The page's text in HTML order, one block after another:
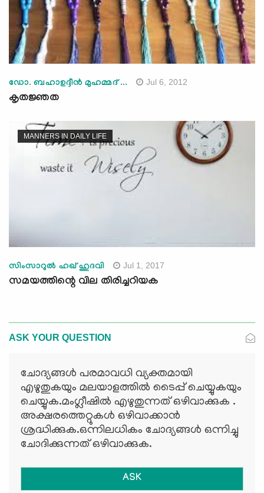
ഡോ. ബഹാഉദ്ദീന്‍ മുഹമ്മദ് ... Jul 6, 2012
കൃതജ്ഞത
MANNERS IN DAILY LIFE
സിംസാറുല്‍ ഹഖ് ഹുദവി Jul 1, 2017
സമയത്തിന്റെ വില തിരിച്ചറിയക
ASK YOUR QUESTION
ചോദ്യങ്ങള്‍ പരമാവധി വ്യക്തമായി
എഴുതുകയും മലയാളത്തില്‍ ടൈപ്പ് ചെയ്യുകയും
ചെയ്യുക.മംഗ്ലീഷില്‍ എഴുതുന്നത് ഒഴിവാക്കുക .
അക്ഷരത്തെറ്റുകള്‍ ഒഴിവാക്കാന്‍
ശ്രദ്ധിക്കുക.ഒന്നിലധികം ചോദ്യങ്ങള്‍ ഒന്നിച്ചു
ചോദിക്കുന്നത് ഒഴിവാക്കുക.
ASK